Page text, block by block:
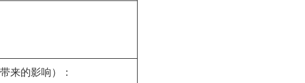
来的影响）：